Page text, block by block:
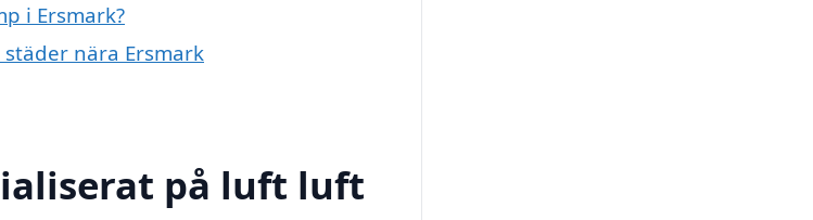
i Ersmark?
nära Ersmark
på luft luft